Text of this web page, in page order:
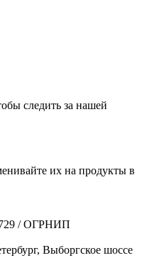
следить за нашей
их на продукты в
/ ОГРНИП
Выборгское шоссе